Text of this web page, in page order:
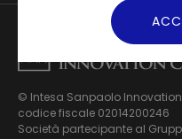
© Intesa Sanpaolo Innovation
codice fiscale 02014200246
Società partecipante al
Business transformation
Ecosystem enabling
Chi siamo
News ed Eventi
Informativa Privacy
Privacy e Cookie Policy
Mappa del sito
Whistleblowing